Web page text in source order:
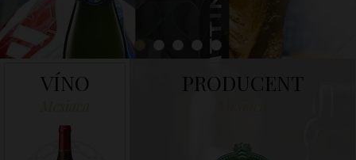
VÍNO PRODUCENT